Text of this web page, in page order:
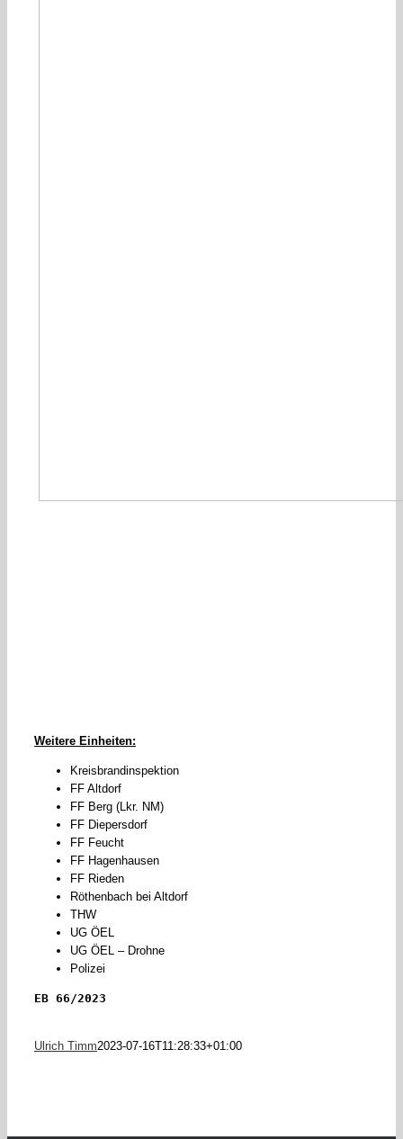
Weitere Einheiten:
Kreisbrandinspektion
FF Altdorf
FF Berg (Lkr. NM)
FF Diepersdorf
FF Feucht
FF Hagenhausen
FF Rieden
Röthenbach bei Altdorf
THW
UG ÖEL
UG ÖEL – Drohne
Polizei
EB 66/2023
Ulrich Timm2023-07-16T11:28:33+01:00